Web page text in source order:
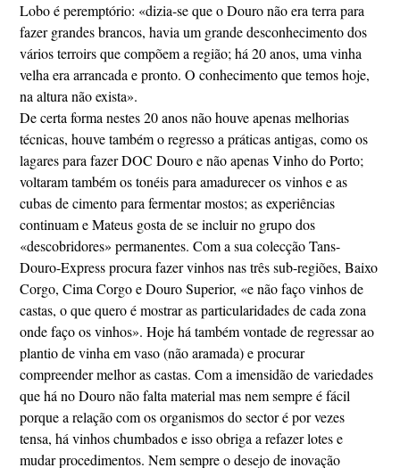
Lobo é peremptório: «dizia-se que o Douro não era terra para
fazer grandes brancos, havia um grande desconhecimento dos
vários terroirs que compõem a região; há 20 anos, uma vinha
velha era arrancada e pronto. O conhecimento que temos hoje,
na altura não exista».
De certa forma nestes 20 anos não houve apenas melhorias
técnicas, houve também o regresso a práticas antigas, como os
lagares para fazer DOC Douro e não apenas Vinho do Porto;
voltaram também os tonéis para amadurecer os vinhos e as
cubas de cimento para fermentar mostos; as experiências
continuam e Mateus gosta de se incluir no grupo dos
«descobridores» permanentes. Com a sua colecção Tans-
Douro-Express procura fazer vinhos nas três sub-regiões, Baixo
Corgo, Cima Corgo e Douro Superior, «e não faço vinhos de
castas, o que quero é mostrar as particularidades de cada zona
onde faço os vinhos». Hoje há também vontade de regressar ao
plantio de vinha em vaso (não aramada) e procurar
compreender melhor as castas. Com a imensidão de variedades
que há no Douro não falta material mas nem sempre é fácil
porque a relação com os organismos do sector é por vezes
tensa, há vinhos chumbados e isso obriga a refazer lotes e
mudar procedimentos. Nem sempre o desejo de inovação